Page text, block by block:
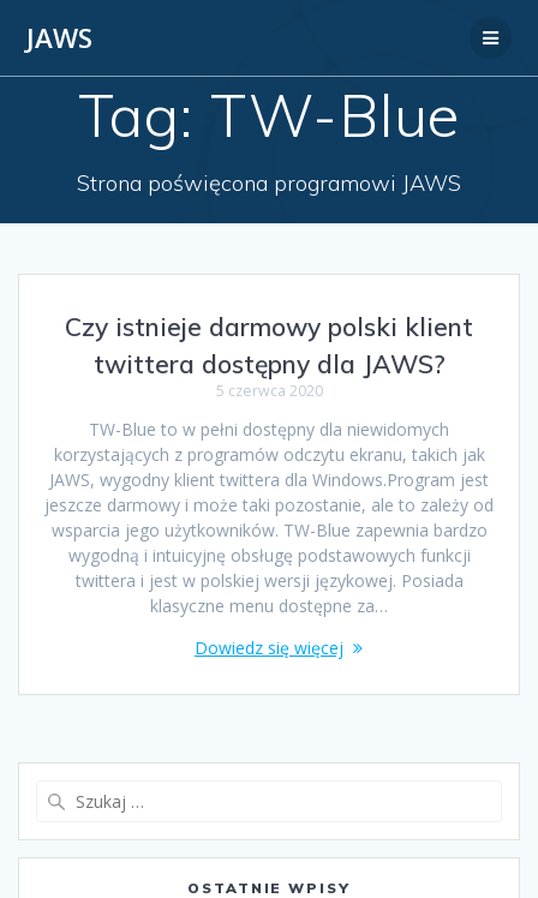
JAWS
Tag: TW-Blue
Strona poświęcona programowi JAWS
Czy istnieje darmowy polski klient
twittera dostępny dla JAWS?
5 czerwca 2020
TW-Blue to w pełni dostępny dla niewidomych
korzystających z programów odczytu ekranu, takich jak
JAWS, wygodny klient twittera dla Windows.Program jest
jeszcze darmowy i może taki pozostanie, ale to zależy od
wsparcia jego użytkowników. TW-Blue zapewnia bardzo
wygodną i intuicyjnę obsługę podstawowych funkcji
twittera i jest w polskiej wersji językowej. Posiada
klasyczne menu dostępne za…
Dowiedz się więcej
OSTATNIE WPISY